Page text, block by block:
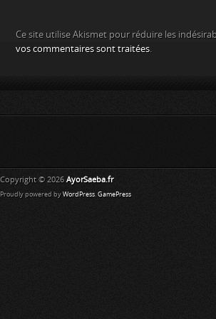
Ce site utilise Akismet pour réduire les
vos commentaires sont traitées.
Copyright © 2026 AyorSaeba.fr
Proudly powered by WordPress. GamePress